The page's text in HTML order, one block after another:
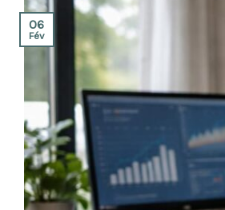
06
Fév